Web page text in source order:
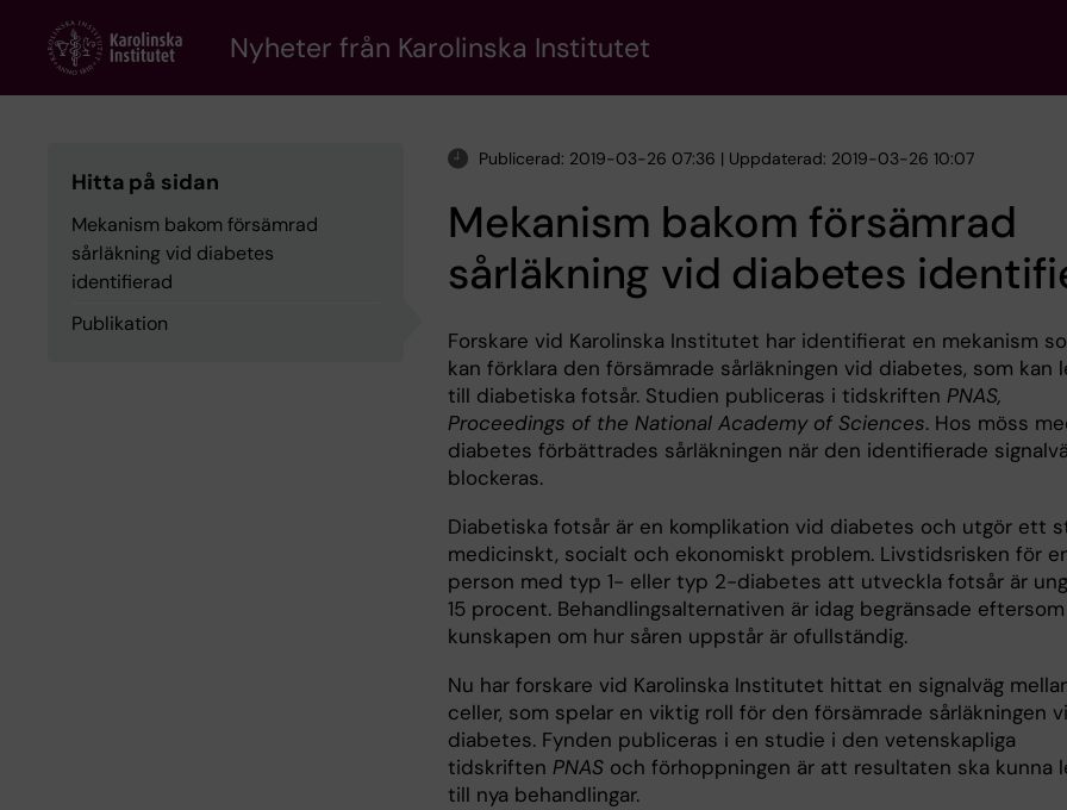
content
Nyheter från Karolinska Institutet
Hitta på sidan
Mekanism bakom försämrad
sårläkning vid diabetes
identifierad
Publikation
Publicerad: 2019-03-26 07:36 | Uppdaterad: 2019-03-26 10:07
Mekanism bakom försämrad
sårläkning vid diabetes
Forskare vid Karolinska Institutet har identifierat en mekanism
kan förklara den försämrade sårläkningen vid diabetes, som kan
till diabetiska fotsår. Studien publiceras i tidskriften PNAS,
Proceedings of the National Academy of Sciences. Hos möss
diabetes förbättrades sårläkningen när den identifierade
blockeras.
Diabetiska fotsår är en komplikation vid diabetes och utgör ett
medicinskt, socialt och ekonomiskt problem. Livstidsrisken för
person med typ 1- eller typ 2-diabetes att utveckla fotsår är
15 procent. Behandlingsalternativen är idag begränsade eftersom
kunskapen om hur såren uppstår är ofullständig.
Nu har forskare vid Karolinska Institutet hittat en signalväg
celler, som spelar en viktig roll för den försämrade sårläkningen
diabetes. Fynden publiceras i en studie i den vetenskapliga
tidskriften PNAS och förhoppningen är att resultaten ska kunna
till nya behandlingar.